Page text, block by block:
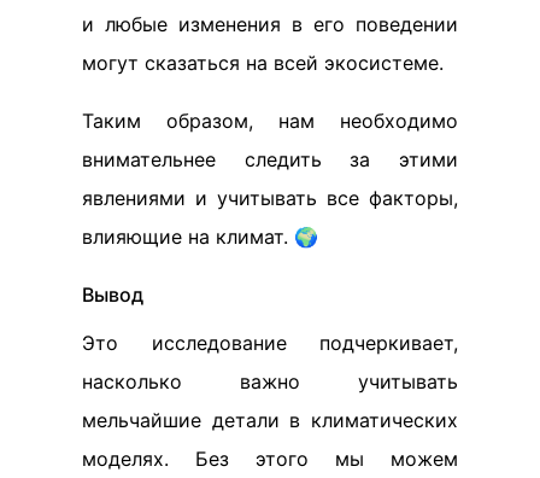
и любые изменения в его поведении
могут сказаться на всей экосистеме.
Таким образом, нам необходимо
внимательнее следить за этими
явлениями и учитывать все факторы,
влияющие на климат. 🌍
Вывод
Это исследование подчеркивает,
насколько важно учитывать
мельчайшие детали в климатических
моделях. Без этого мы можем